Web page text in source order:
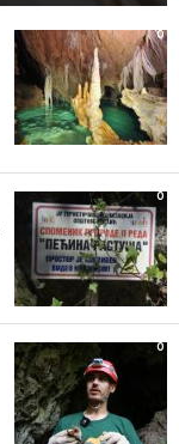
0
0
0